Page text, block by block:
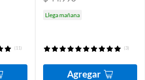
(11)
Llega mañana
(3)
Agregar